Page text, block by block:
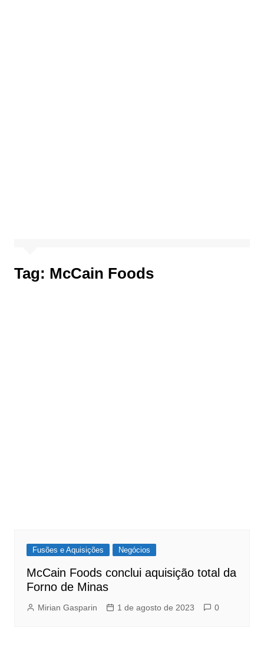
Tag: McCain Foods
Fusões e Aquisições Negócios
McCain Foods conclui aquisição total da
Forno de Minas
Mirian Gasparin 1 de agosto de 2023 0